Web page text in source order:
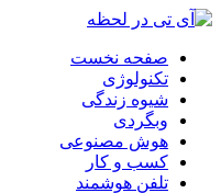
صفحه نخست
تکنولوژی
شیوه زندگی
وبگردی
هوش مصنوعی
کسب و کار
تلفن هوشمند